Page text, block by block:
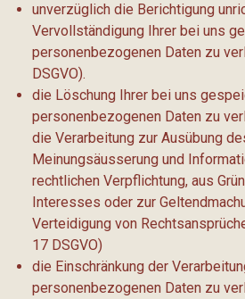
unverzüglich die Berichtigung
Vervollständigung Ihrer bei uns
personenbezogenen Daten zu
DSGVO).
die Löschung Ihrer bei uns
personenbezogenen Daten zu
die Verarbeitung zur Ausübung
Meinungsäusserung und
rechtlichen Verpflichtung, aus
Interesses oder zur
Verteidigung von
17 DSGVO)
die Einschränkung der
personenbezogenen Daten zu